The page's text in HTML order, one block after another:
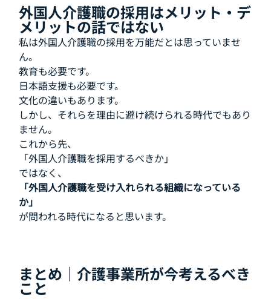
外国人介護職の採用はメリット・デ
メリットの話ではない
私は外国人介護職の採用を万能だとは思っていませ
ん。
教育も必要です。
日本語支援も必要です。
文化の違いもあります。
しかし、それらを理由に避け続けられる時代でもあり
ません。
これから先、
「外国人介護職を採用するべきか」
ではなく、
「外国人介護職を受け入れられる組織になっている
か」
が問われる時代になると思います。
まとめ｜介護事業所が今考えるべき
こと